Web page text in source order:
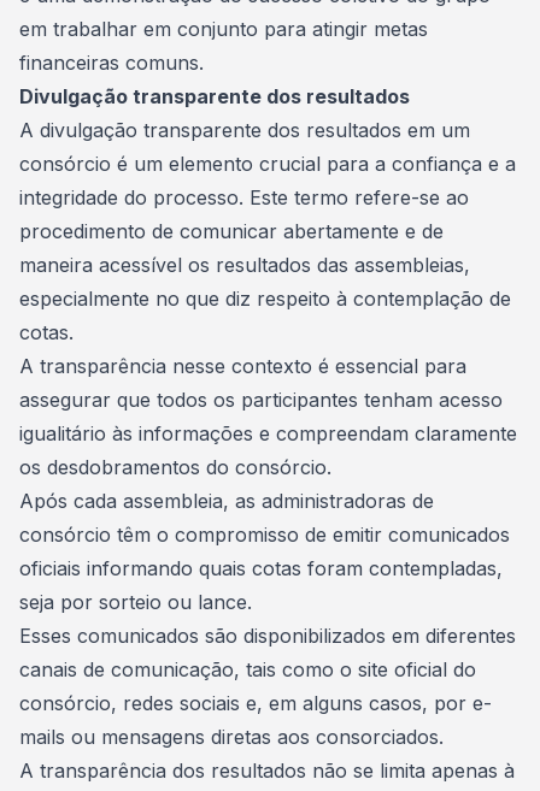
em trabalhar em conjunto para atingir metas
financeiras comuns.
Divulgação transparente dos resultados
A divulgação transparente dos resultados em um
consórcio é um elemento crucial para a confiança e a
integridade do processo. Este termo refere-se ao
procedimento de comunicar abertamente e de
maneira acessível os resultados das assembleias,
especialmente no que diz respeito à contemplação de
cotas.
A transparência nesse contexto é essencial para
assegurar que todos os participantes tenham acesso
igualitário às informações e compreendam claramente
os desdobramentos do consórcio.
Após cada assembleia, as administradoras de
consórcio têm o compromisso de emitir comunicados
oficiais informando quais cotas foram contempladas,
seja por sorteio ou lance.
Esses comunicados são disponibilizados em diferentes
canais de comunicação, tais como o site oficial do
consórcio, redes sociais e, em alguns casos, por e-
mails ou mensagens diretas aos consorciados.
A transparência dos resultados não se limita apenas à